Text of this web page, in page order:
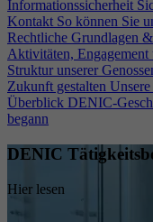
Informationssicherheit
Kontakt So können Sie
Rechtliche Grundlagen
Aktivitäten, Engagement
Struktur unserer
Zukunft gestalten
Überblick DENIC-
begann
DENIC
Hier lesen